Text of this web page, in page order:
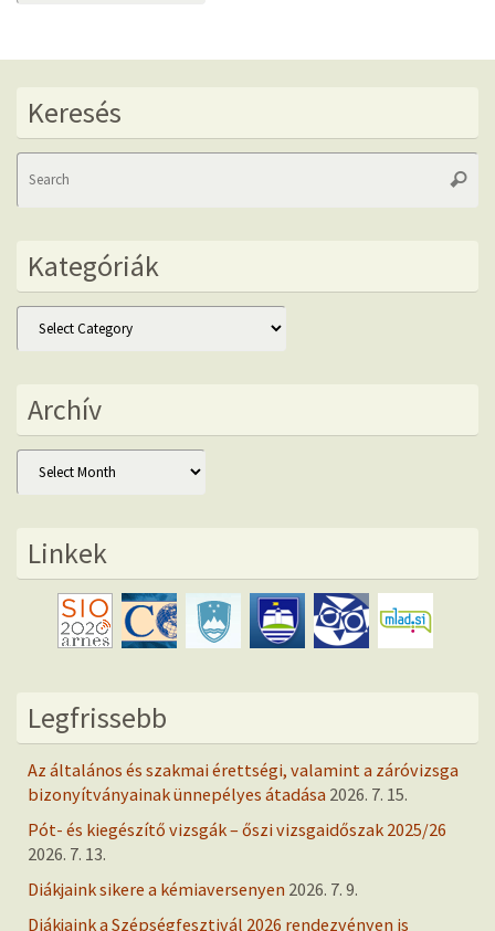
Keresés
Kategóriák
Kategóriák
Archív
Archív
Linkek
Legfrissebb
Az általános és szakmai érettségi, valamint a záróvizsga
bizonyítványainak ünnepélyes átadása 2026. 7. 15.
Pót- és kiegészítő vizsgák – őszi vizsgaidőszak 2025/26
2026. 7. 13.
Diákjaink sikere a kémiaversenyen 2026. 7. 9.
Diákjaink a Szépségfesztivál 2026 rendezvényen is